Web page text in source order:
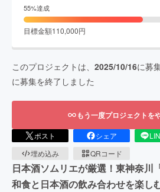
55%達成
目標金額110,000円
このプロジェクトは、 2025/10/16に募
に募集を終了しました
もう一度プロジェクトを
ポスト シェア
埋め込み
QRコード
日本酒ソムリエが厳選！東神奈川
和食と日本酒の飲み合わせを楽し